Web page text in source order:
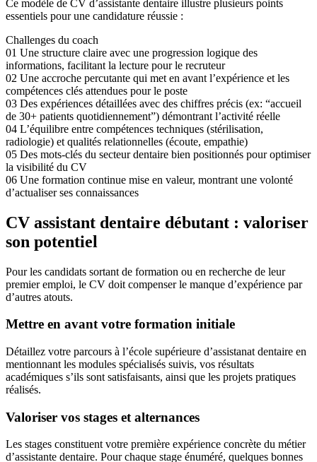
Ce modèle de CV d’assistante dentaire illustre plusieurs points
essentiels pour une candidature réussie :
Challenges du coach
01 Une structure claire avec une progression logique des
informations, facilitant la lecture pour le recruteur
02 Une accroche percutante qui met en avant l’expérience et les
compétences clés attendues pour le poste
03 Des expériences détaillées avec des chiffres précis (ex: “accueil
de 30+ patients quotidiennement”) démontrant l’activité réelle
04 L’équilibre entre compétences techniques (stérilisation,
radiologie) et qualités relationnelles (écoute, empathie)
05 Des mots-clés du secteur dentaire bien positionnés pour optimiser
la visibilité du CV
06 Une formation continue mise en valeur, montrant une volonté
d’actualiser ses connaissances
CV assistant dentaire débutant : valoriser
son potentiel
Pour les candidats sortant de formation ou en recherche de leur
premier emploi, le CV doit compenser le manque d’expérience par
d’autres atouts.
Mettre en avant votre formation initiale
Détaillez votre parcours à l’école supérieure d’assistanat dentaire en
mentionnant les modules spécialisés suivis, vos résultats
académiques s’ils sont satisfaisants, ainsi que les projets pratiques
réalisés.
Valoriser vos stages et alternances
Les stages constituent votre première expérience concrète du métier
d’assistante dentaire. Pour chaque stage énuméré, quelques bonnes